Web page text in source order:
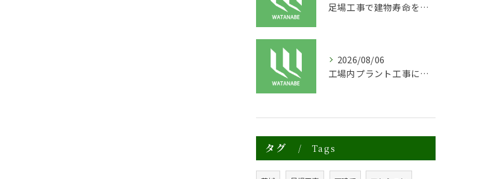
足場工事で建物寿命を守る外装塗装の重要性
2026/08/06
工場内プラント工事に適した足場の安全対策と実践例
タグ Tags